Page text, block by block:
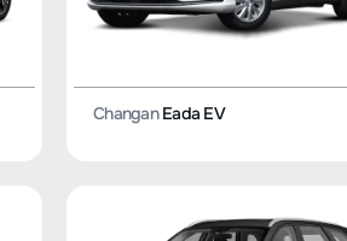
ChanganEada EV